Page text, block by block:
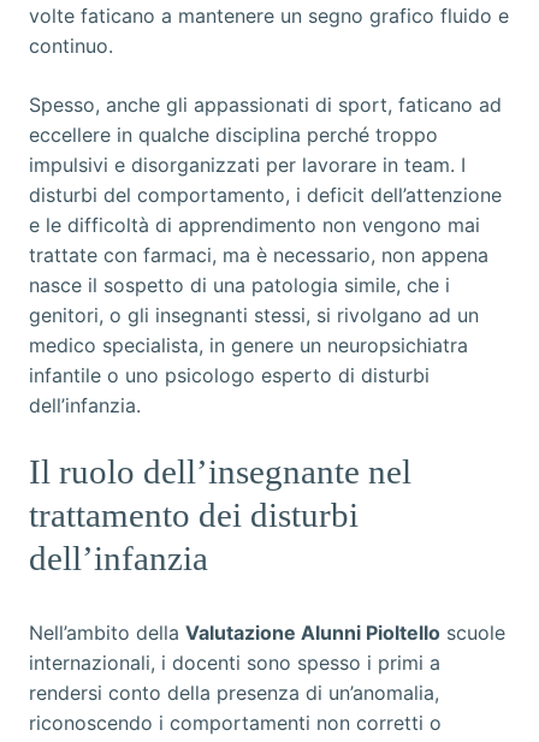
volte faticano a mantenere un segno grafico fluido e
continuo.
Spesso, anche gli appassionati di sport, faticano ad
eccellere in qualche disciplina perché troppo
impulsivi e disorganizzati per lavorare in team. I
disturbi del comportamento, i deficit dell’attenzione
e le difficoltà di apprendimento non vengono mai
trattate con farmaci, ma è necessario, non appena
nasce il sospetto di una patologia simile, che i
genitori, o gli insegnanti stessi, si rivolgano ad un
medico specialista, in genere un neuropsichiatra
infantile o uno psicologo esperto di disturbi
dell’infanzia.
Il ruolo dell’insegnante nel
trattamento dei disturbi
dell’infanzia
Nell’ambito della Valutazione Alunni Pioltello scuole
internazionali, i docenti sono spesso i primi a
rendersi conto della presenza di un’anomalia,
riconoscendo i comportamenti non corretti o